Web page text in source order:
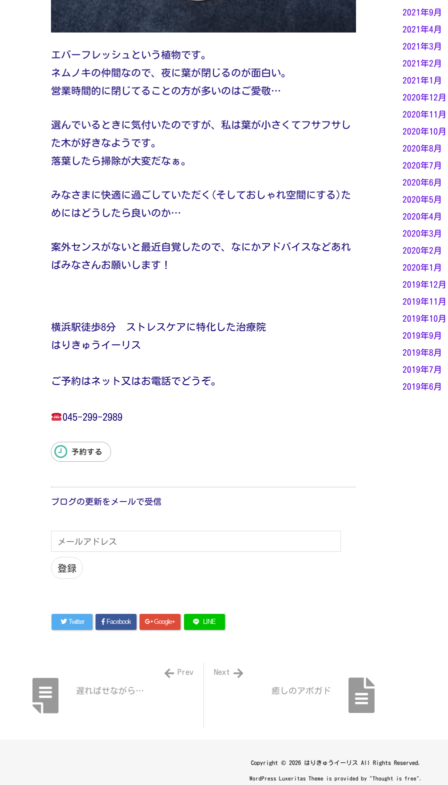
エバーフレッシュという植物です。
ネムノキの仲間なので、夜に葉が閉じるのが面白い。
営業時間的に閉じてることの方が多いのはご愛敬…
選んでいるときに気付いたのですが、私は葉が小さくてフサフサし
た木が好きなようです。
落葉したら掃除が大変だなぁ。
みなさまに快適に過ごしていただく(そしておしゃれ空間にする)た
めにはどうしたら良いのか…
案外センスがないと最近自覚したので、なにかアドバイスなどあれ
ばみなさんお願いします！
横浜駅徒歩8分 ストレスケアに特化した治療院
はりきゅうイーリス
ご予約はネット又はお電話でどうぞ。
045-299-2989
ブログの更新をメールで受信
ー
ル
ア
ド
レ
登録
Twitter Facebook Google+ LINE
癒しのアボガド
Next
遅ればせながら…
Prev
2021年9月
2021年4月
2021年3月
2021年2月
2021年1月
2020年12月
2020年11月
2020年10月
2020年8月
2020年7月
2020年6月
2020年5月
2020年4月
2020年3月
2020年2月
2020年1月
2019年12月
2019年11月
2019年10月
2019年9月
2019年8月
2019年7月
2019年6月
Copyright © 2026 はりきゅうイーリス All Rights Reserved.
WordPress Luxeritas Theme is provided by "Thought is free".